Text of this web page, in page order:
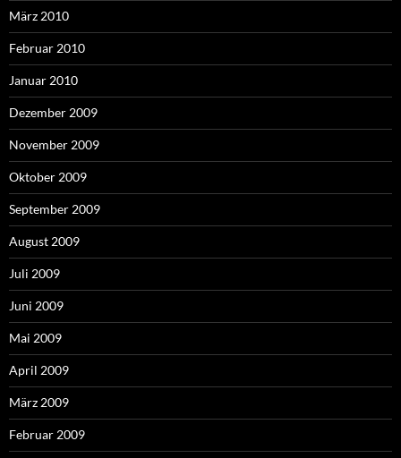
März 2010
Februar 2010
Januar 2010
Dezember 2009
November 2009
Oktober 2009
September 2009
August 2009
Juli 2009
Juni 2009
Mai 2009
April 2009
März 2009
Februar 2009